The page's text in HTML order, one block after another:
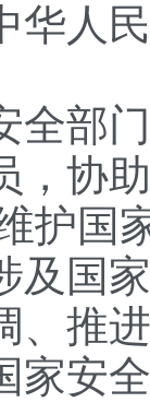
华人
全部
，协
护国
及国
、推
家安